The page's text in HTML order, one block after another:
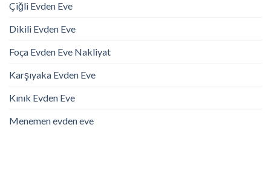
Çiğli Evden Eve
Dikili Evden Eve
Foça Evden Eve Nakliyat
Karşıyaka Evden Eve
Kınık Evden Eve
Menemen evden eve